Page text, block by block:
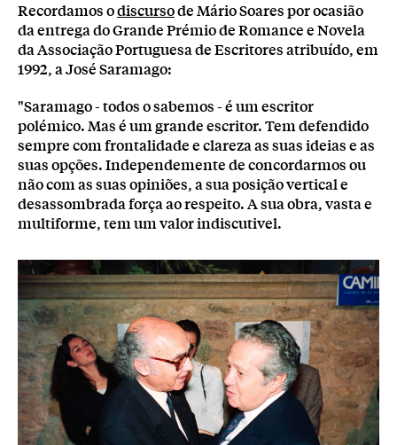
Recordamos odiscursode Mário Soares por ocasião
da entrega do Grande Prémio de Romance e Novela
da Associação Portuguesa de Escritores atribuído, em
1992, a José Saramago:
"Saramago - todos o sabemos - é um escritor
polémico. Mas é um grande escritor. Tem defendido
sempre com frontalidade e clareza as suas ideias e as
suas opções. Independemente de concordarmos ou
não com as suas opiniões, a sua posição vertical e
desassombrada força ao respeito. A sua obra, vasta e
multiforme, tem um valor indiscutivel.